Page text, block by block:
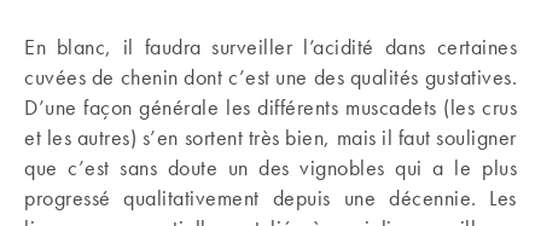
En blanc, il faudra surveiller l’acidité dans certaines
cuvées de chenin dont c’est une des qualités gustatives.
D’une façon générale les différents muscadets (les crus
et les autres) s’en sortent très bien, mais il faut souligner
que c’est sans doute un des vignobles qui a le plus
progressé qualitativement depuis une décennie. Les